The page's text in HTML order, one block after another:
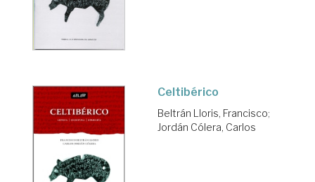
Celtibérico
Beltrán Lloris, Francisco;
Jordán Cólera, Carlos